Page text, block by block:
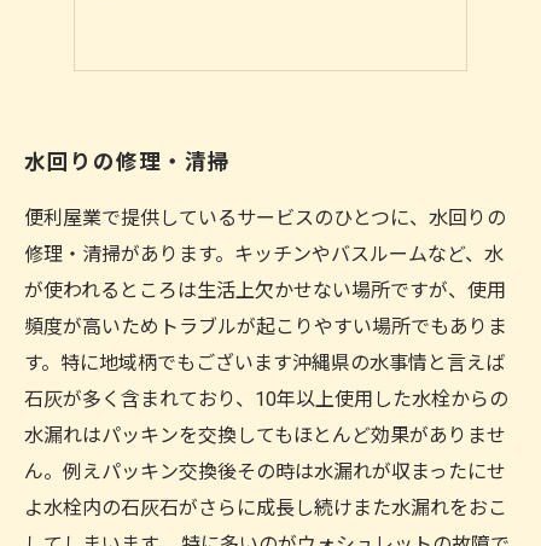
水回りの修理・清掃
便利屋業で提供しているサービスのひとつに、水回りの
修理・清掃があります。キッチンやバスルームなど、水
が使われるところは生活上欠かせない場所ですが、使用
頻度が高いためトラブルが起こりやすい場所でもありま
す。特に地域柄でもございます沖縄県の水事情と言えば
石灰が多く含まれており、10年以上使用した水栓からの
水漏れはパッキンを交換してもほとんど効果がありませ
ん。例えパッキン交換後その時は水漏れが収まったにせ
よ水栓内の石灰石がさらに成長し続けまた水漏れをおこ